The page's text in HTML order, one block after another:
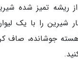
10 گرم از ریشه تمیز
شیرین را با یک
آهسته جوشانده، صاف